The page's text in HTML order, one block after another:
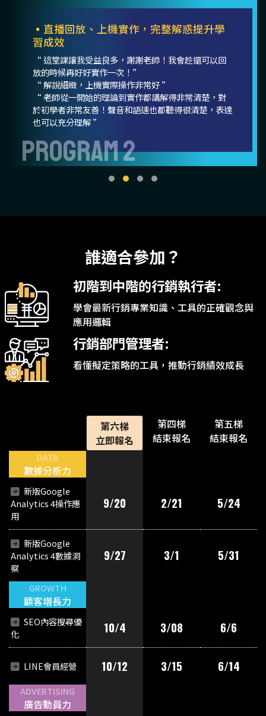
PROGRAM 2
▪直播回放、上機實作，完整解惑提升學
習成效
“ 這堂課讓我受益良多，謝謝老師！我會趁還可以回
放的時候再好好實作一次！”
“ 解說細緻，上機實際操作非常好 ”
“ 老師從一開始的理論到實作都講解得非常清楚，對
於初學者非常友善！聲音和語速也都聽得很清楚，表達
也可以充分理解 ”
誰適合參加？
初階到中階的行銷執行者:
學會最新行銷專業知識、工具的正確觀念與
應用邏輯
行銷部門管理者:
看懂擬定策略的工具，推動行銷績效成長
第六梯
立即報名
第四梯
結束報名
第五梯
結束報名
DATA
數據分析力
新版Google
Analytics 4操作應
用
9/20 2/21 5/24
新版Google
Analytics 4數據洞
察
9/27 3/1 5/31
GROWTH
顧客增長力
SEO內容搜尋優
化
10/4 3/08 6/6
LINE會員經營 10/12 3/15 6/14
ADVERTISING
廣告動員力